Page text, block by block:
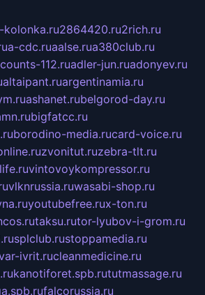
kolonka.ru2864420.ru2rich.ru
a-cdc.ruaalse.rua380club.ru
112.ruadler-jun.ruadonyev.ru
altaipant.ruargentinamia.ru
ashanet.rubelgorod-day.ru
bigfatcc.ru
borodino-media.rucard-voice.ru
zvonitut.ruzebra-tlt.ru
vintovoykompressor.ru
vlknrussia.ruwasabi-shop.ru
youtubefree.rux-ton.ru
taksu.rutor-lyubov-i-grom.ru
splclub.rustoppamedia.ru
ivrit.rucleanmedicine.ru
kanotiforet.spb.rututmassage.ru
falcorussia.ru